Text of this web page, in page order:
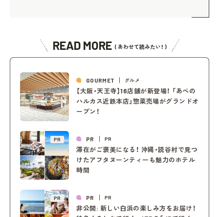
READ MORE ( あわせて読みたい！ )
GOURMET グルメ
【大阪・天王寺】16店舗が新登場！ 「あべの
ハルカス近鉄本店」惣菜売場がグランドオ
ープン！
PR PR PR
滞在がご褒美になる！ 沖縄・読谷村で見つ
けたアフタヌーンティーも魅力のホテル
時間
PR PR PR
非公開: 新しい白浜の楽しみ方をお届け！